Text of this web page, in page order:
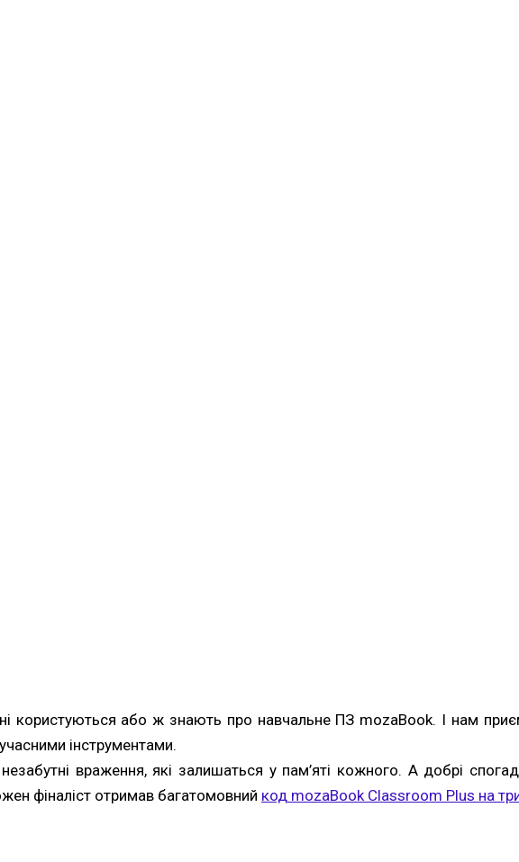
користуються або ж знають про навчальне ПЗ mozaBook. І нам
інструментами.
враження, які залишаться у пам’яті кожного. А добрі
фіналіст отримав багатомовний код mozaBook Classroom Plus на